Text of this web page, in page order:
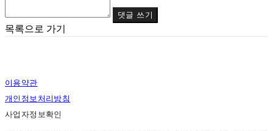
댓글 쓰기
목록으로 가기
이용약관
개인정보처리방침
사업자정보확인